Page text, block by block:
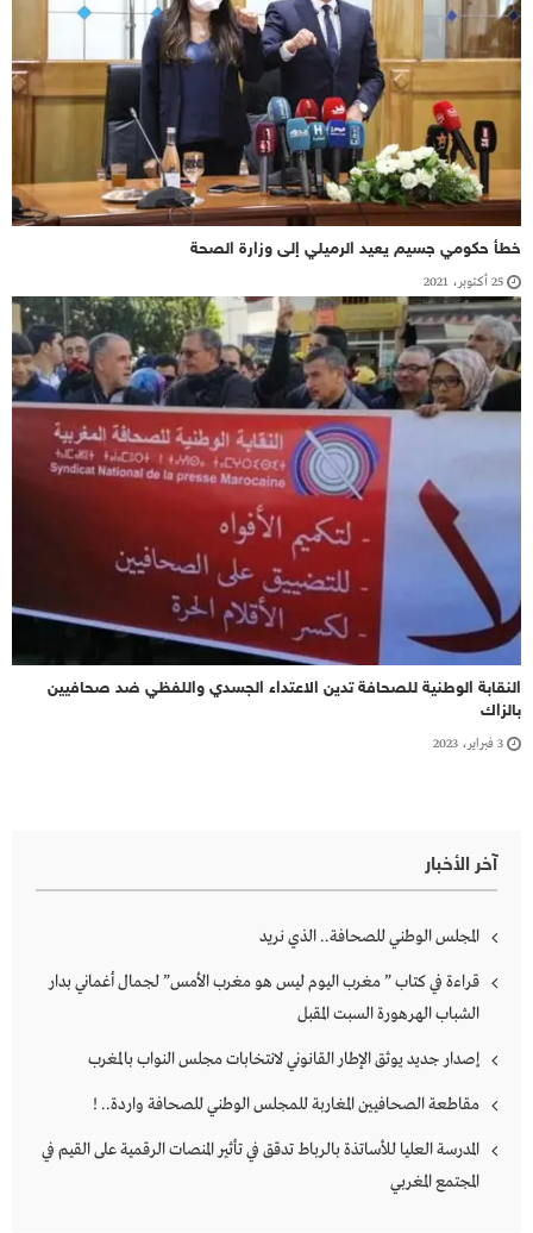
خطأ حكومي جسيم يعيد الرميلي إلى وزارة الصحة
25 أكتوبر، 2021
النقابة الوطنية للصحافة تدين الاعتداء الجسدي واللفظي ضد صحافيين
بالزاك
3 فبراير، 2023
آخر الأخبار
المجلس الوطني للصحافة.. الذي نريد
قراءة في كتاب ” مغرب اليوم ليس هو مغرب الأمس” لجمال أغماني بدار
الشباب الهرهورة السبت المقبل
إصدار جديد يوثق الإطار القانوني لانتخابات مجلس النواب بالمغرب
مقاطعة الصحافيين المغاربة للمجلس الوطني للصحافة واردة.. !
المدرسة العليا للأساتذة بالرباط تدقق في تأثير المنصات الرقمية على القيم في
المجتمع المغربي